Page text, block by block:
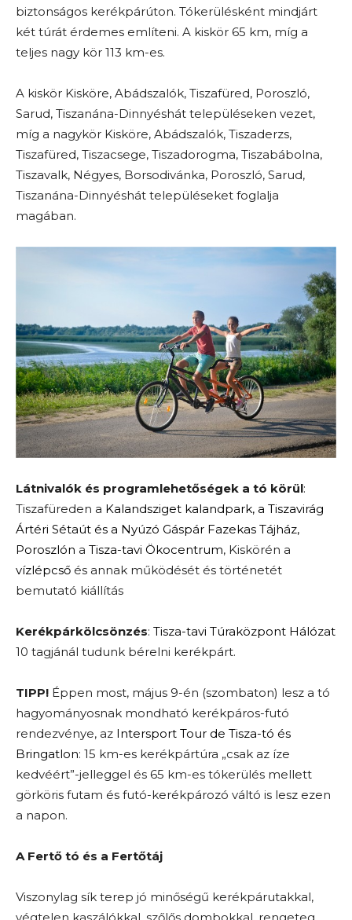
biztonságos kerékpárúton. Tókerülésként mindjárt
két túrát érdemes említeni. A kiskör 65 km, míg a
teljes nagy kör 113 km-es.
A kiskör Kisköre, Abádszalók, Tiszafüred, Poroszló,
Sarud, Tiszanána-Dinnyéshát településeken vezet,
míg a nagykör Kisköre, Abádszalók, Tiszaderzs,
Tiszafüred, Tiszacsege, Tiszadorogma, Tiszabábolna,
Tiszavalk, Négyes, Borsodivánka, Poroszló, Sarud,
Tiszanána-Dinnyéshát településeket foglalja
magában.
Látnivalók és programlehetőségek a tó körül:
Tiszafüreden a Kalandsziget kalandpark, a Tiszavirág
Ártéri Sétaút és a Nyúzó Gáspár Fazekas Tájház,
Poroszlón a Tisza-tavi Ökocentrum, Kiskörén a
vízlépcső és annak működését és történetét
bemutató kiállítás
Kerékpárkölcsönzés: Tisza-tavi Túraközpont Hálózat
10 tagjánál tudunk bérelni kerékpárt.
TIPP! Éppen most, május 9-én (szombaton) lesz a tó
hagyományosnak mondható kerékpáros-futó
rendezvénye, az Intersport Tour de Tisza-tó és
Bringatlon: 15 km-es kerékpártúra „csak az íze
kedvéért”-jelleggel és 65 km-es tókerülés mellett
görköris futam és futó-kerékpározó váltó is lesz ezen
a napon.
A Fertő tó és a Fertőtáj
Viszonylag sík terep jó minőségű kerékpárutakkal,
végtelen kaszálókkal, szőlős dombokkal, rengeteg